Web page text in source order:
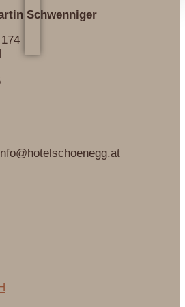
Schwenniger